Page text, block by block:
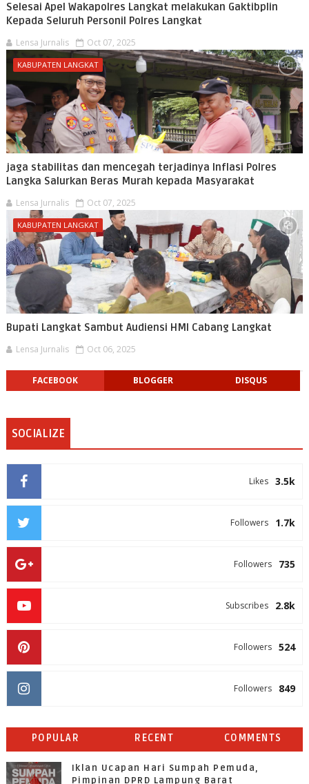
Selesai Apel Wakapolres Langkat melakukan Gaktibplin
Kepada Seluruh Personil Polres Langkat
Lensa Jurnalis Oct 07, 2025
KABUPATEN LANGKAT
jaga stabilitas dan mencegah terjadinya Inflasi Polres
Langka Salurkan Beras Murah kepada Masyarakat
Lensa Jurnalis Oct 07, 2025
KABUPATEN LANGKAT
Bupati Langkat Sambut Audiensi HMI Cabang Langkat
Lensa Jurnalis Oct 06, 2025
FACEBOOK BLOGGER DISQUS
SOCIALIZE
3.5k
Likes
1.7k
Followers
735
Followers
2.8k
Subscribes
524
Followers
849
Followers
POPULAR RECENT COMMENTS
Iklan Ucapan Hari Sumpah Pemuda,
Pimpinan DPRD Lampung Barat